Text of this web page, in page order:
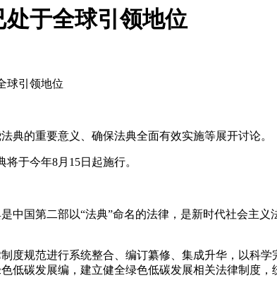
于全球引领地位
球引领地位
的重要意义、确保法典全面有效实施等展开讨论。
于今年8月15日起施行。
国第二部以“法典”命名的法律，是新时代社会主义
规范进行系统整合、编订纂修、集成升华，以科学
低碳发展编，建立健全绿色低碳发展相关法律制度